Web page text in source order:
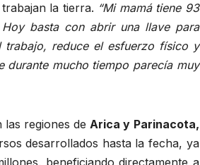
la tierra. “Mi mamá tiene 93
basta con abrir una llave para
trabajo, reduce el esfuerzo físico y
durante mucho tiempo parecía muy
las regiones deArica y Parinacota,
desarrollados hasta la fecha, ya